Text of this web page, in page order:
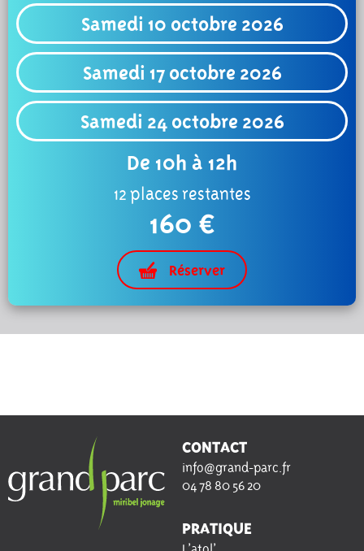
Samedi 10 octobre 2026
Samedi 17 octobre 2026
Samedi 24 octobre 2026
De 10h à 12h
12 places restantes
160 €
Réserver
CONTACT
info@grand-parc.fr
04 78 80 56 20
PRATIQUE